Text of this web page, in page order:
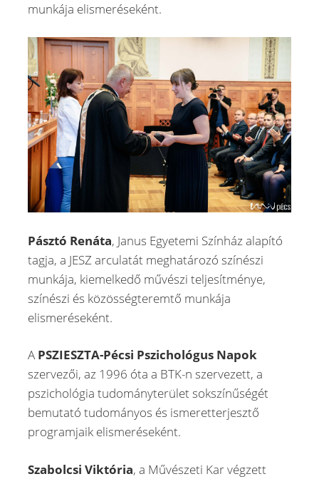
munkája elismeréseként.
Pásztó Renáta, Janus Egyetemi Színház alapító
tagja, a JESZ arculatát meghatározó színészi
munkája, kiemelkedő művészi teljesítménye,
színészi és közösségteremtő munkája
elismeréseként.
A PSZIESZTA-Pécsi Pszichológus Napok
szervezői, az 1996 óta a BTK-n szervezett, a
pszichológia tudományterület sokszínűségét
bemutató tudományos és ismeretterjesztő
programjaik elismeréseként.
Szabolcsi Viktória, a Művészeti Kar végzett